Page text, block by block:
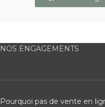
NOS ENGAGEMENTS
Pourquoi pas de vente en